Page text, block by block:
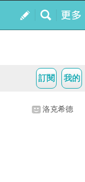
我的
訂閱
洛克希德